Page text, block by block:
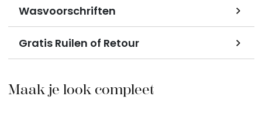
Wasvoorschriften
Gratis Ruilen of Retour
Maak je look compleet